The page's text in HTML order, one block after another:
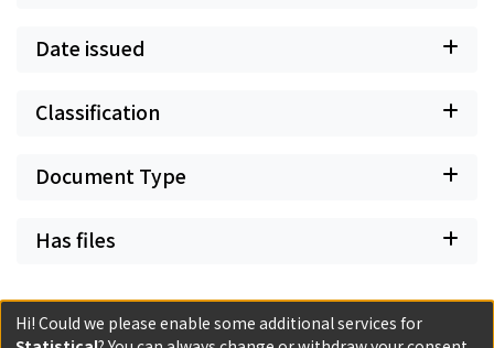
Date issued
Classification
Document Type
Has files
Hi! Could we please enable some additional services for